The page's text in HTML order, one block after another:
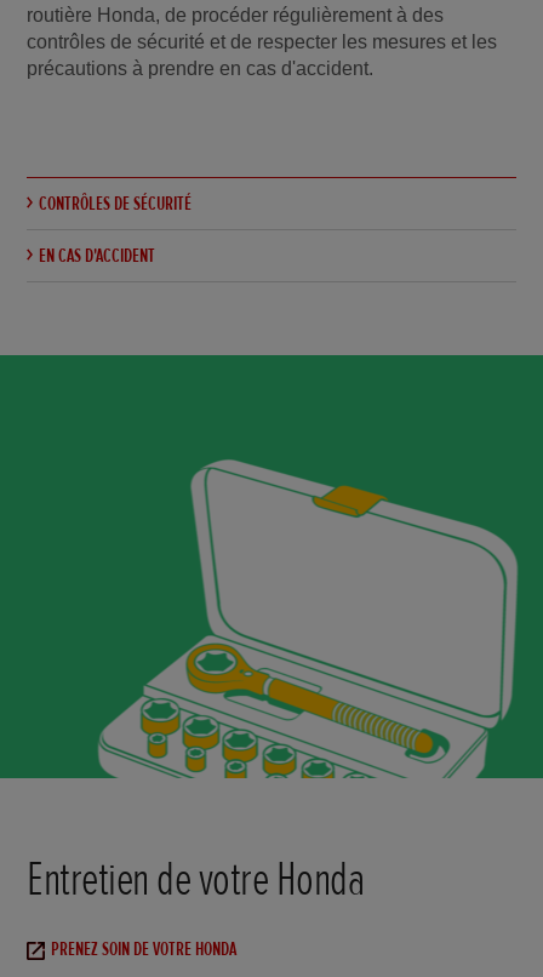
routière Honda, de procéder régulièrement à des
contrôles de sécurité et de respecter les mesures et les
précautions à prendre en cas d'accident.
CONTRÔLES DE SÉCURITÉ
EN CAS D'ACCIDENT
Entretien de votre Honda
PRENEZ SOIN DE VOTRE HONDA